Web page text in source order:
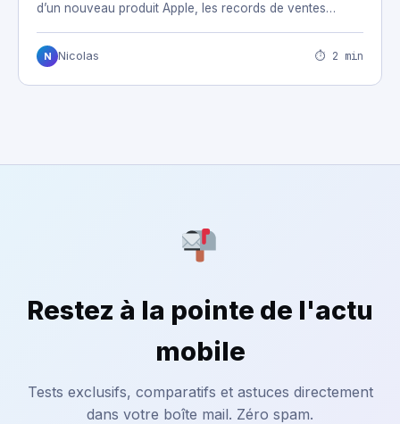
d’un nouveau produit Apple, les records de ventes…
N Nicolas ⏱ 2 min
Restez à la pointe de l'actu
mobile
Tests exclusifs, comparatifs et astuces directement
dans votre boîte mail. Zéro spam.